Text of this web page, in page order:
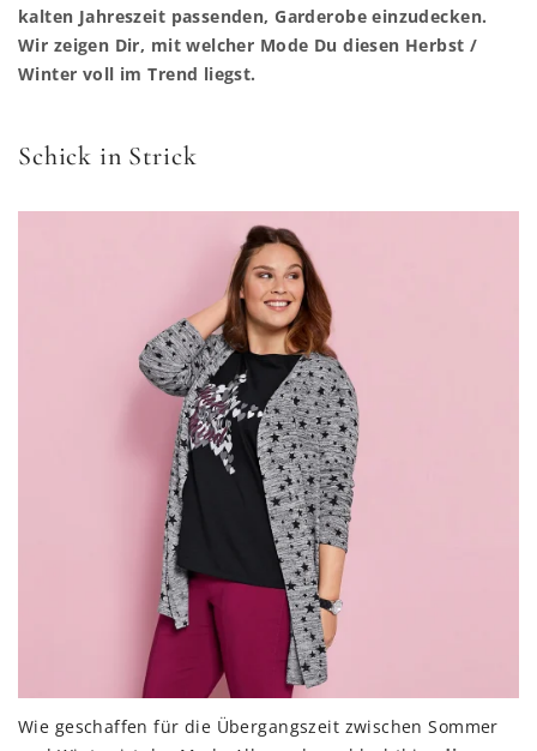
kalten Jahreszeit passenden, Garderobe einzudecken.
Wir zeigen Dir, mit welcher Mode Du diesen Herbst /
Winter voll im Trend liegst.
Schick in Strick
Wie geschaffen für die Übergangszeit zwischen Sommer